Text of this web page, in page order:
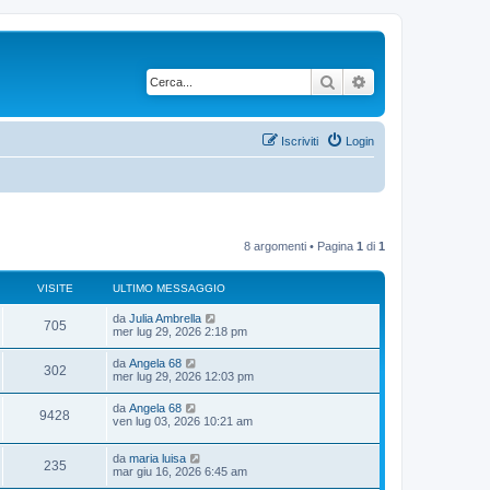
Cerca
Login
Iscriviti
8 argomenti • Pagina 1 di 1
VISITE ULTIMO MESSAGGIO
705V
i
i
e
U
l
m
o
m
e
s
a
g
g
i
da Julia Ambrella
mer lug 29, 2026 2:18 pm
302V
i
U
l
m
o
m
e
s
s
da Angela 68
mer lug 29, 2026 12:03 pm
9428
i
U
l
i
m
o
m
da Angela 68
ven lug 03, 2026 10:21 am
235V
U
l
da maria luisa
mar giu 16, 2026 6:45 am